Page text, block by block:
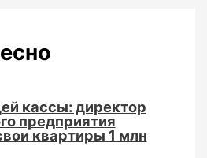
кассы: директор
предприятия
квартиры 1 млн